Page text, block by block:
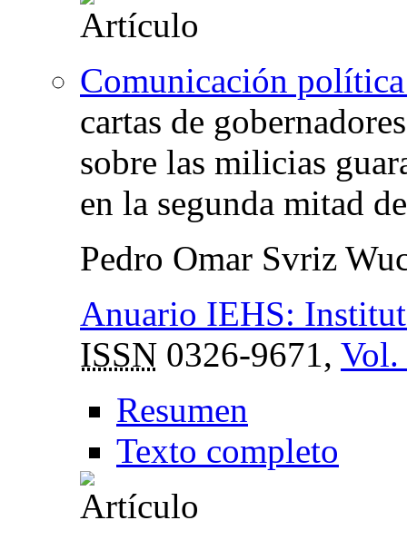
Comunicación
cartas de
sobre las milicias
en la segunda mitad
Pedro Omar Svriz
Anuario IEHS:
ISSN 0326-9671, Vol.
Resumen
Texto completo